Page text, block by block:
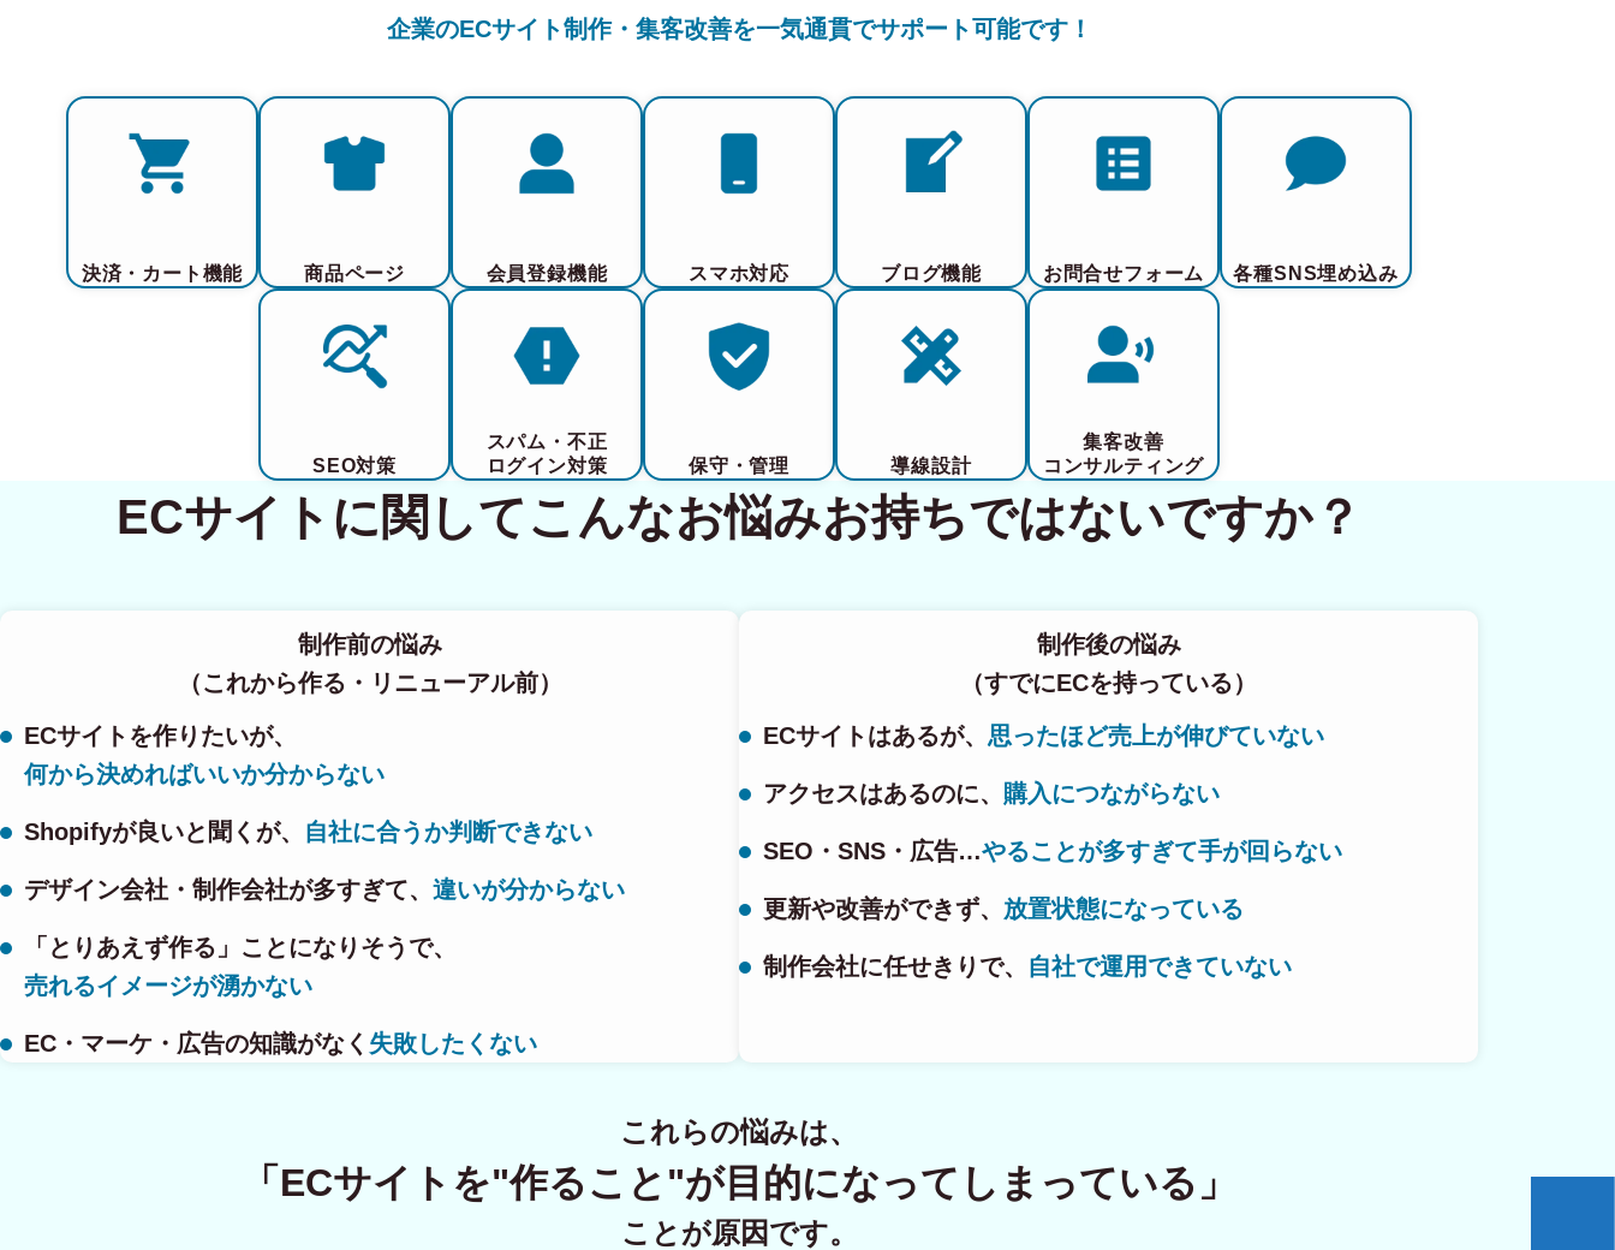
Principle
企業のECサイト制作・集客改善を一気通貫でサポート可能です！
決済・カート機能 商品ページ 会員登録機能 スマホ対応 ブログ機能 お問合せフォーム 各種SNS埋め込み
SEO対策
スパム・不正
ログイン対策
保守・管理 導線設計
集客改善
コンサルティング
ECサイトに関してこんなお悩みお持ちではないですか？
制作前の悩み
（これから作る・リニューアル前）
ECサイトを作りたいが、
何から決めればいいか分からない
Shopifyが良いと聞くが、 自社に合うか判断できない
デザイン会社・制作会社が多すぎて、 違いが分からない
「とりあえず作る」ことになりそうで、
売れるイメージが湧かない
EC・マーケ・広告の知識がなく 失敗したくない
制作後の悩み
（すでにECを持っている）
ECサイトはあるが、 思ったほど売上が伸びていない
アクセスはあるのに、 購入につながらない
SEO・SNS・広告…やることが多すぎて手が回らない
更新や改善ができず、 放置状態になっている
制作会社に任せきりで、 自社で運用できていない
これらの悩みは、
「ECサイトを"作ること"が目的になってしまっている」
ことが原因です。